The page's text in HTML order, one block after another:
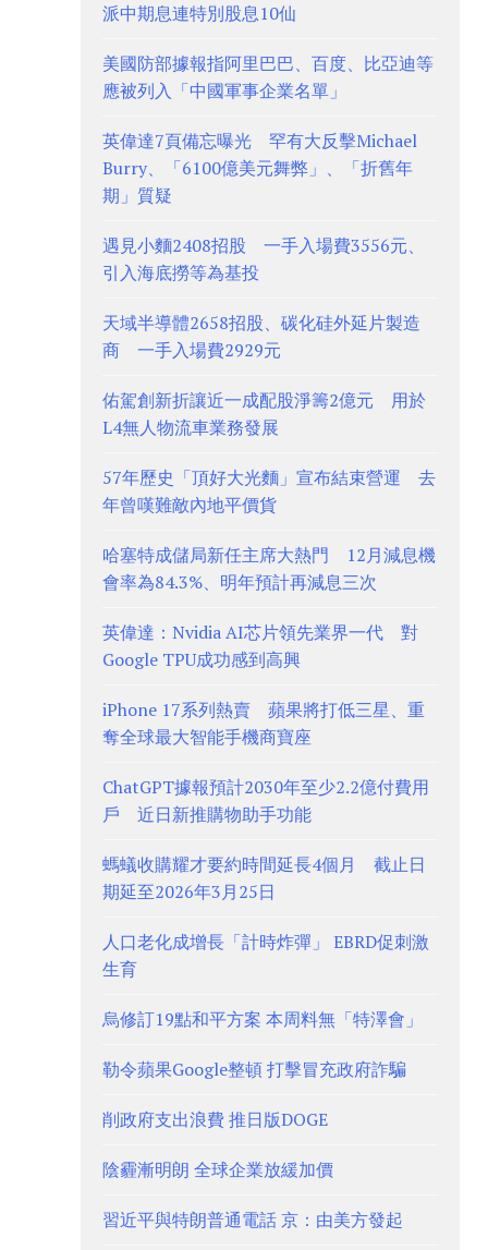
派中期息連特別股息10仙
美國防部據報指阿里巴巴、百度、比亞迪等
應被列入「中國軍事企業名單」
英偉達7頁備忘曝光 罕有大反擊Michael
Burry、「6100億美元舞弊」、「折舊年
期」質疑
遇見小麵2408招股 一手入場費3556元、
引入海底撈等為基投
天域半導體2658招股、碳化硅外延片製造
商 一手入場費2929元
佑駕創新折讓近一成配股淨籌2億元 用於
L4無人物流車業務發展
57年歷史「頂好大光麵」宣布結束營運 去
年曾嘆難敵內地平價貨
哈塞特成儲局新任主席大熱門 12月減息機
會率為84.3%、明年預計再減息三次
英偉達：Nvidia AI芯片領先業界一代 對
Google TPU成功感到高興
iPhone 17系列熱賣 蘋果將打低三星、重
奪全球最大智能手機商寶座
ChatGPT據報預計2030年至少2.2億付費用
戶 近日新推購物助手功能
螞蟻收購耀才要約時間延長4個月 截止日
期延至2026年3月25日
人口老化成增長「計時炸彈」 EBRD促刺激
生育
烏修訂19點和平方案 本周料無「特澤會」
勒令蘋果Google整頓 打擊冒充政府詐騙
削政府支出浪費 推日版DOGE
陰霾漸明朗 全球企業放緩加價
習近平與特朗普通電話 京：由美方發起